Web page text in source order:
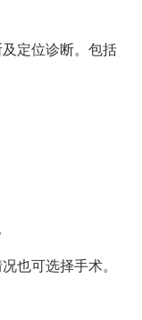
定位诊断。包括
也可选择手术。